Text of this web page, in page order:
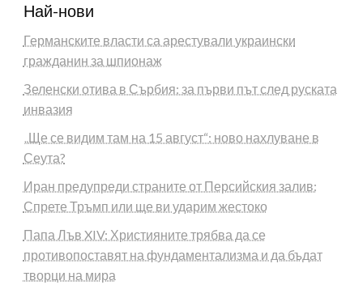
Най-нови
Германските власти са арестували украински
гражданин за шпионаж
Зеленски отива в Сърбия: за първи път след руската
инвазия
„Ще се видим там на 15 август“: ново нахлуване в
Сеута?
Иран предупреди страните от Персийския залив:
Спрете Тръмп или ще ви ударим жестоко
Папа Лъв XIV: Християните трябва да се
противопоставят на фундаментализма и да бъдат
творци на мира